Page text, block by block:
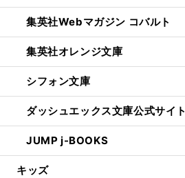
集英社Webマガジン コバルト
集英社オレンジ文庫
シフォン文庫
ダッシュエックス文庫公式サイト
JUMP j-BOOKS
キッズ